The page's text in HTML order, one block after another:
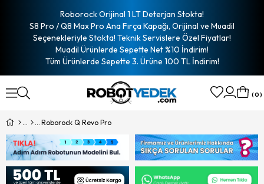
Roborock Orijinal 1 LT Deterjan Stokta!
S8 Pro / Q8 Max Pro Ana Fırça Kapağı, Orijinal ve Muadil
Seçenekleriyle Stokta! Teknik Servislere Özel Fiyatlar!
Muadil Ürünlerde Sepette Net %10 İndirim!
Tüm Ürünlerde Sepette 3. Ürüne 100 TL İndirim!
0
Roborock Q Revo Pro